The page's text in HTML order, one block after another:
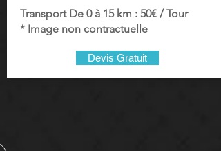
Transport De 0 à 15 km : 50€ / Tour
* Image non contractuelle
Devis Gratuit